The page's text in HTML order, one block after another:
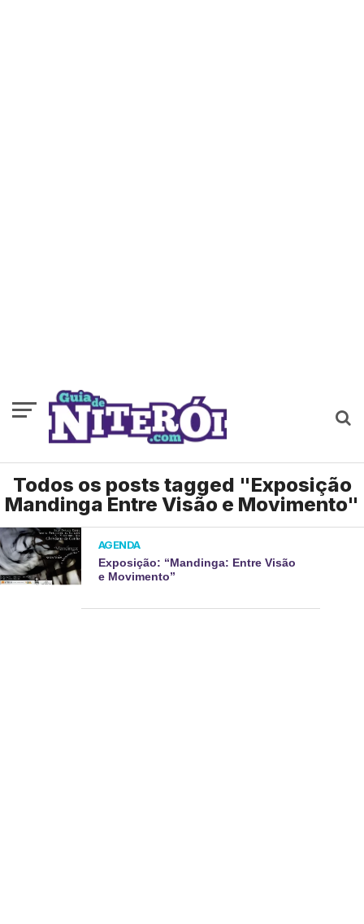
Todos os posts tagged "Exposição
Mandinga Entre Visão e Movimento"
AGENDA
Exposição: “Mandinga: Entre Visão
e Movimento”